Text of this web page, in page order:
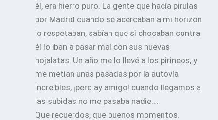
él, era hierro puro. La gente que hacía pirulas
por Madrid cuando se acercaban a mi horizón
lo respetaban, sabían que si chocaban contra
él lo iban a pasar mal con sus nuevas
hojalatas. Un año me lo llevé a los pirineos, y
me metían unas pasadas por la autovía
increíbles, ¡pero ay amigo! cuando llegamos a
las subidas no me pasaba nadie….
Que recuerdos, que buenos momentos.